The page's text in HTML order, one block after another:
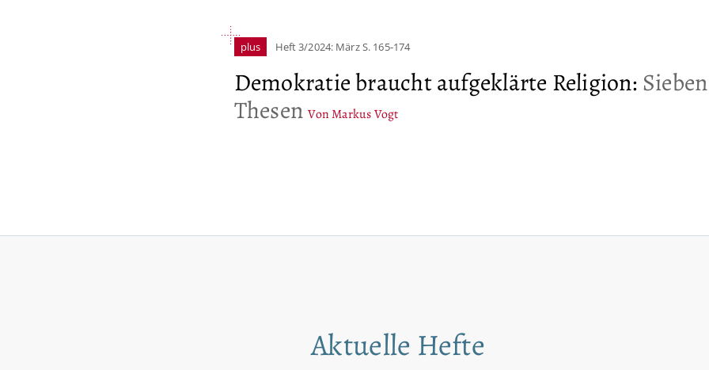
plus Heft 3/2024: MärzS. 165-174
Demokratie braucht aufgeklärte Religion: Sieben
Thesen Von Markus Vogt
Aktuelle Hefte